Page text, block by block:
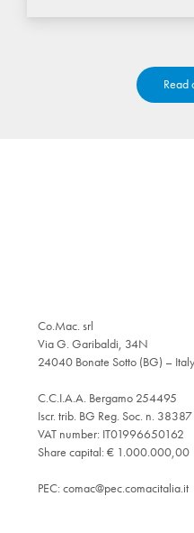
Read
Co.Mac. srl
Via G. Garibaldi, 34N
24040 Bonate Sotto (BG) – Italy
C.C.I.A.A. Bergamo 254495
Iscr. trib. BG Reg. Soc. n. 38387
VAT number: IT01996650162
Share capital: € 1.000.000,00
PEC: comac@pec.comacitalia.it